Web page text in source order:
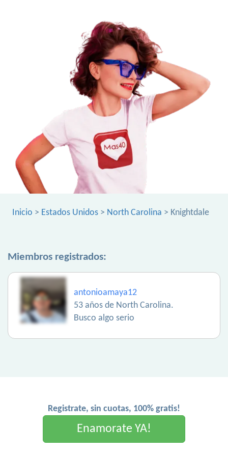
Inicio > Estados Unidos > North Carolina > Knightdale
Miembros registrados:
antonioamaya12
53 años de North Carolina.
Busco algo serio
Registrate, sin cuotas, 100% gratis!
Enamorate YA!